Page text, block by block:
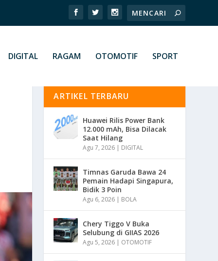
DIGITAL RAGAM OTOMOTIF SPORT
ARTIKEL TERBARU
Huawei Rilis Power Bank
12.000 mAh, Bisa Dilacak
Saat Hilang
Agu 7, 2026 | DIGITAL
Timnas Garuda Bawa 24
Pemain Hadapi Singapura,
Bidik 3 Poin
Agu 6, 2026 | BOLA
Chery Tiggo V Buka
Selubung di GIIAS 2026
Agu 5, 2026 | OTOMOTIF